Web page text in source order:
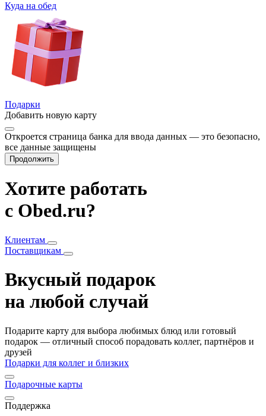
Куда на обед
Подарки
Добавить новую карту
Откроется страница банка для ввода данных — это безопасно,
все данные защищены
Продолжить
Хотите работать
с Obed.ru?
Клиентам
Поставщикам
Вкусный подарок
на любой случай
Подарите карту для выбора любимых блюд или готовый
подарок — отличный способ порадовать коллег, партнёров и
друзей
Подарки для коллег и близких
Подарочные карты
Поддержка